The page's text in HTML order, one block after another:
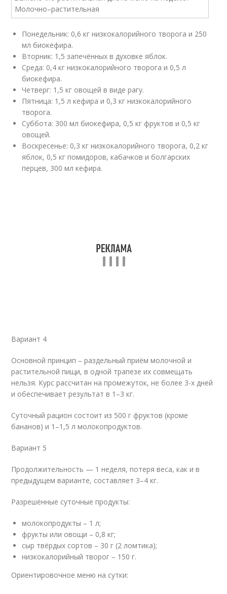
Понедельник: 0,6 кг низкокалорийного творога и 250
мл биокефира.
Вторник: 1,5 запечённых в духовке яблок.
Среда: 0,4 кг низкокалорийного творога и 0,5 л
биокефира.
Четверг: 1,5 кг овощей в виде рагу.
Пятница: 1,5 л кефира и 0,3 кг низкокалорийного
творога.
Суббота: 300 мл биокефира, 0,5 кг фруктов и 0,5 кг
овощей.
Воскресенье: 0,3 кг низкокалорийного творога, 0,2 кг
яблок, 0,5 кг помидоров, кабачков и болгарских
перцев, 300 мл кефира.
Вариант 4
Основной принцип – раздельный приём молочной и
растительной пищи, в одной трапезе их совмещать
нельзя. Курс рассчитан на промежуток, не более 3-х дней
и обеспечивает результат в 1–3 кг.
Суточный рацион состоит из 500 г фруктов (кроме
бананов) и 1–1,5 л молокопродуктов.
Вариант 5
Продолжительность — 1 неделя, потеря веса, как и в
предыдущем варианте, составляет 3–4 кг.
Разрешённые суточные продукты:
молокопродукты – 1 л;
фрукты или овощи – 0,8 кг;
сыр твёрдых сортов – 30 г (2 ломтика);
низкокалорийный творог – 150 г.
Ориентировочное меню на сутки: